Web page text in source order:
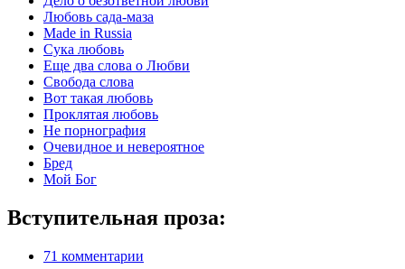
Любовь сада-маза
Made in Russia
Сука любовь
Еще два слова о Любви
Свобода слова
Вот такая любовь
Проклятая любовь
Не порнография
Очевидное и невероятное
Бред
Мой Бог
Вступительная проза:
71 комментарии